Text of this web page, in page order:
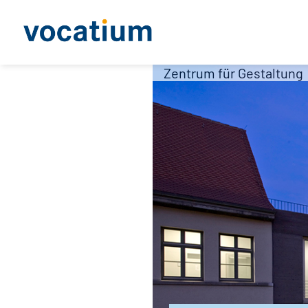
Zentrum für Gestaltung